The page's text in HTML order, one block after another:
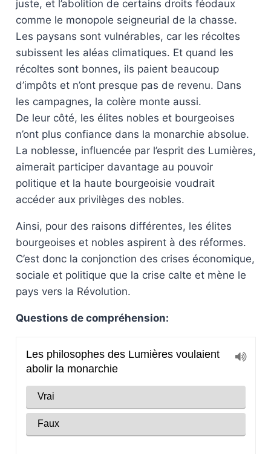
juste, et l’abolition de certains droits féodaux
comme le monopole seigneurial de la chasse.
Les paysans sont vulnérables, car les récoltes
subissent les aléas climatiques. Et quand les
récoltes sont bonnes, ils paient beaucoup
d’impôts et n’ont presque pas de revenu. Dans
les campagnes, la colère monte aussi.
De leur côté, les élites nobles et bourgeoises
n’ont plus confiance dans la monarchie absolue.
La noblesse, influencée par l’esprit des Lumières,
aimerait participer davantage au pouvoir
politique et la haute bourgeoisie voudrait
accéder aux privilèges des nobles.
Ainsi, pour des raisons différentes, les élites
bourgeoises et nobles aspirent à des réformes.
C’est donc la conjonction des crises économique,
sociale et politique que la crise calte et mène le
pays vers la Révolution.
Questions de compréhension: